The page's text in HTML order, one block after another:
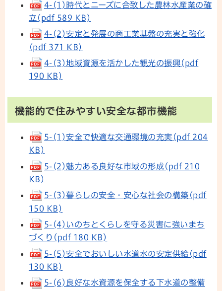
4-(1)時代とニーズに合致した農林水産業の確
立(pdf 589 KB)
4-(2)安定と発展の商工業基盤の充実と強化
(pdf 371 KB)
4-(3)地域資源を活かした観光の振興(pdf
190 KB)
機能的で住みやすい安全な都市機能
5-(1)安全で快適な交通環境の充実(pdf 204
KB)
5-(2)魅力ある良好な市域の形成(pdf 210
KB)
5-(3)暮らしの安全・安心な社会の構築(pdf
150 KB)
5-(4)いのちとくらしを守る災害に強いまち
づくり(pdf 180 KB)
5-(5)安全でおいしい水道水の安定供給(pdf
130 KB)
5-(6)良好な水資源を保全する下水道の整備